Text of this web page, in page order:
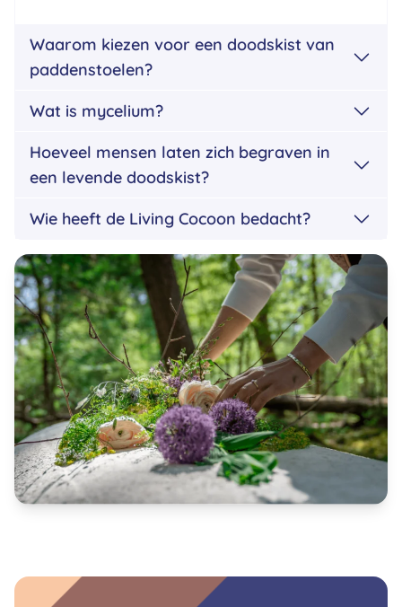
Waarom kiezen voor een doodskist van
paddenstoelen?
Wat is mycelium?
Hoeveel mensen laten zich begraven in
een levende doodskist?
Wie heeft de Living Cocoon bedacht?